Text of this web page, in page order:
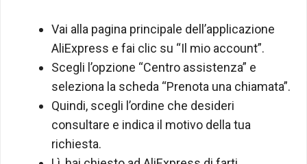
Vai alla pagina principale dell’applicazione
AliExpress e fai clic su “Il mio account”.
Scegli l’opzione “Centro assistenza” e
seleziona la scheda “Prenota una chiamata”.
Quindi, scegli l’ordine che desideri
consultare e indica il motivo della tua
richiesta.